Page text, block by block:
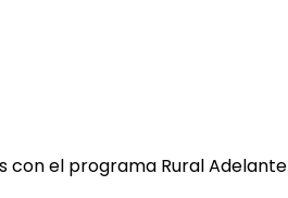
con el programa Rural Adelante